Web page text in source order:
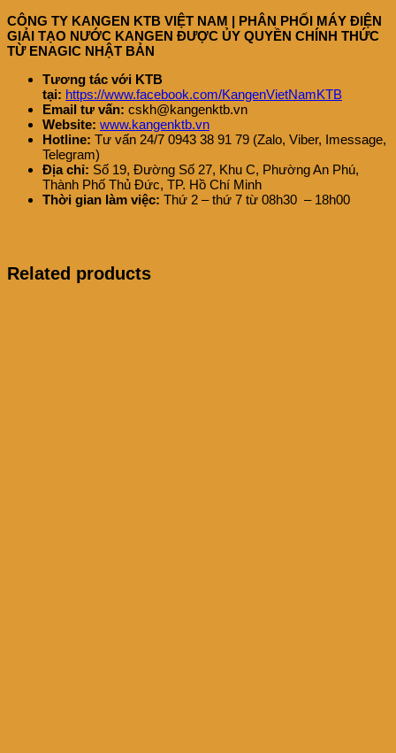
CÔNG TY KANGEN KTB VIỆT NAM | PHÂN PHỐI MÁY ĐIỆN
GIẢI TẠO NƯỚC KANGEN ĐƯỢC ỦY QUYỀN CHÍNH THỨC
TỪ ENAGIC NHẬT BẢN
Tương tác với KTB
tại: https://www.facebook.com/KangenVietNamKTB
Email tư vấn: cskh@kangenktb.vn
Website: www.kangenktb.vn
Hotline: Tư vấn 24/7 0943 38 91 79 (Zalo, Viber, Imessage,
Telegram)
Địa chỉ: Số 19, Đường Số 27, Khu C, Phường An Phú,
Thành Phố Thủ Đức, TP. Hồ Chí Minh
Thời gian làm việc: Thứ 2 – thứ 7 từ 08h30 – 18h00
Related products